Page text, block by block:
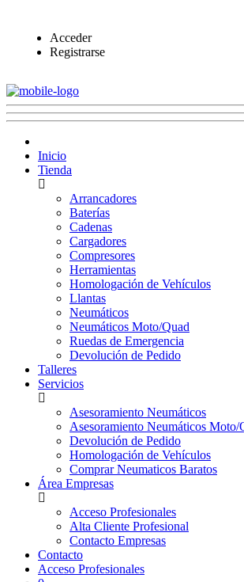
Acceder
Registrarse
Inicio
Tienda
Arrancadores
Baterías
Cadenas
Cargadores
Compresores
Herramientas
Homologación de Vehículos
Llantas
Neumáticos
Neumáticos Moto/Quad
Ruedas de Emergencia
Devolución de Pedido
Talleres
Servicios
Asesoramiento Neumáticos
Asesoramiento Neumáticos Moto/
Devolución de Pedido
Homologación de Vehículos
Comprar Neumaticos Baratos
Área Empresas
Acceso Profesionales
Alta Cliente Profesional
Contacto Empresas
Contacto
Acceso Profesionales